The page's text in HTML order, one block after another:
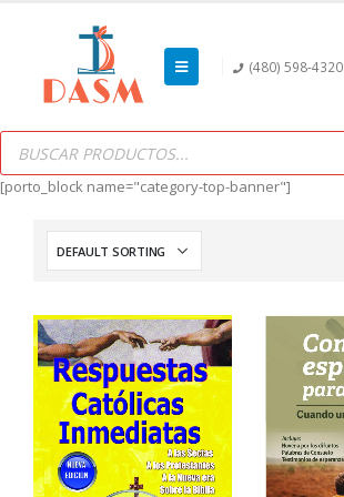
(480) 598-4320
Products
search
[porto_block name="category-top-banner"]